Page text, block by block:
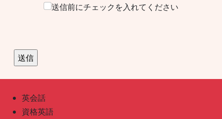
送信前にチェックを入れてください
英会話
資格英語